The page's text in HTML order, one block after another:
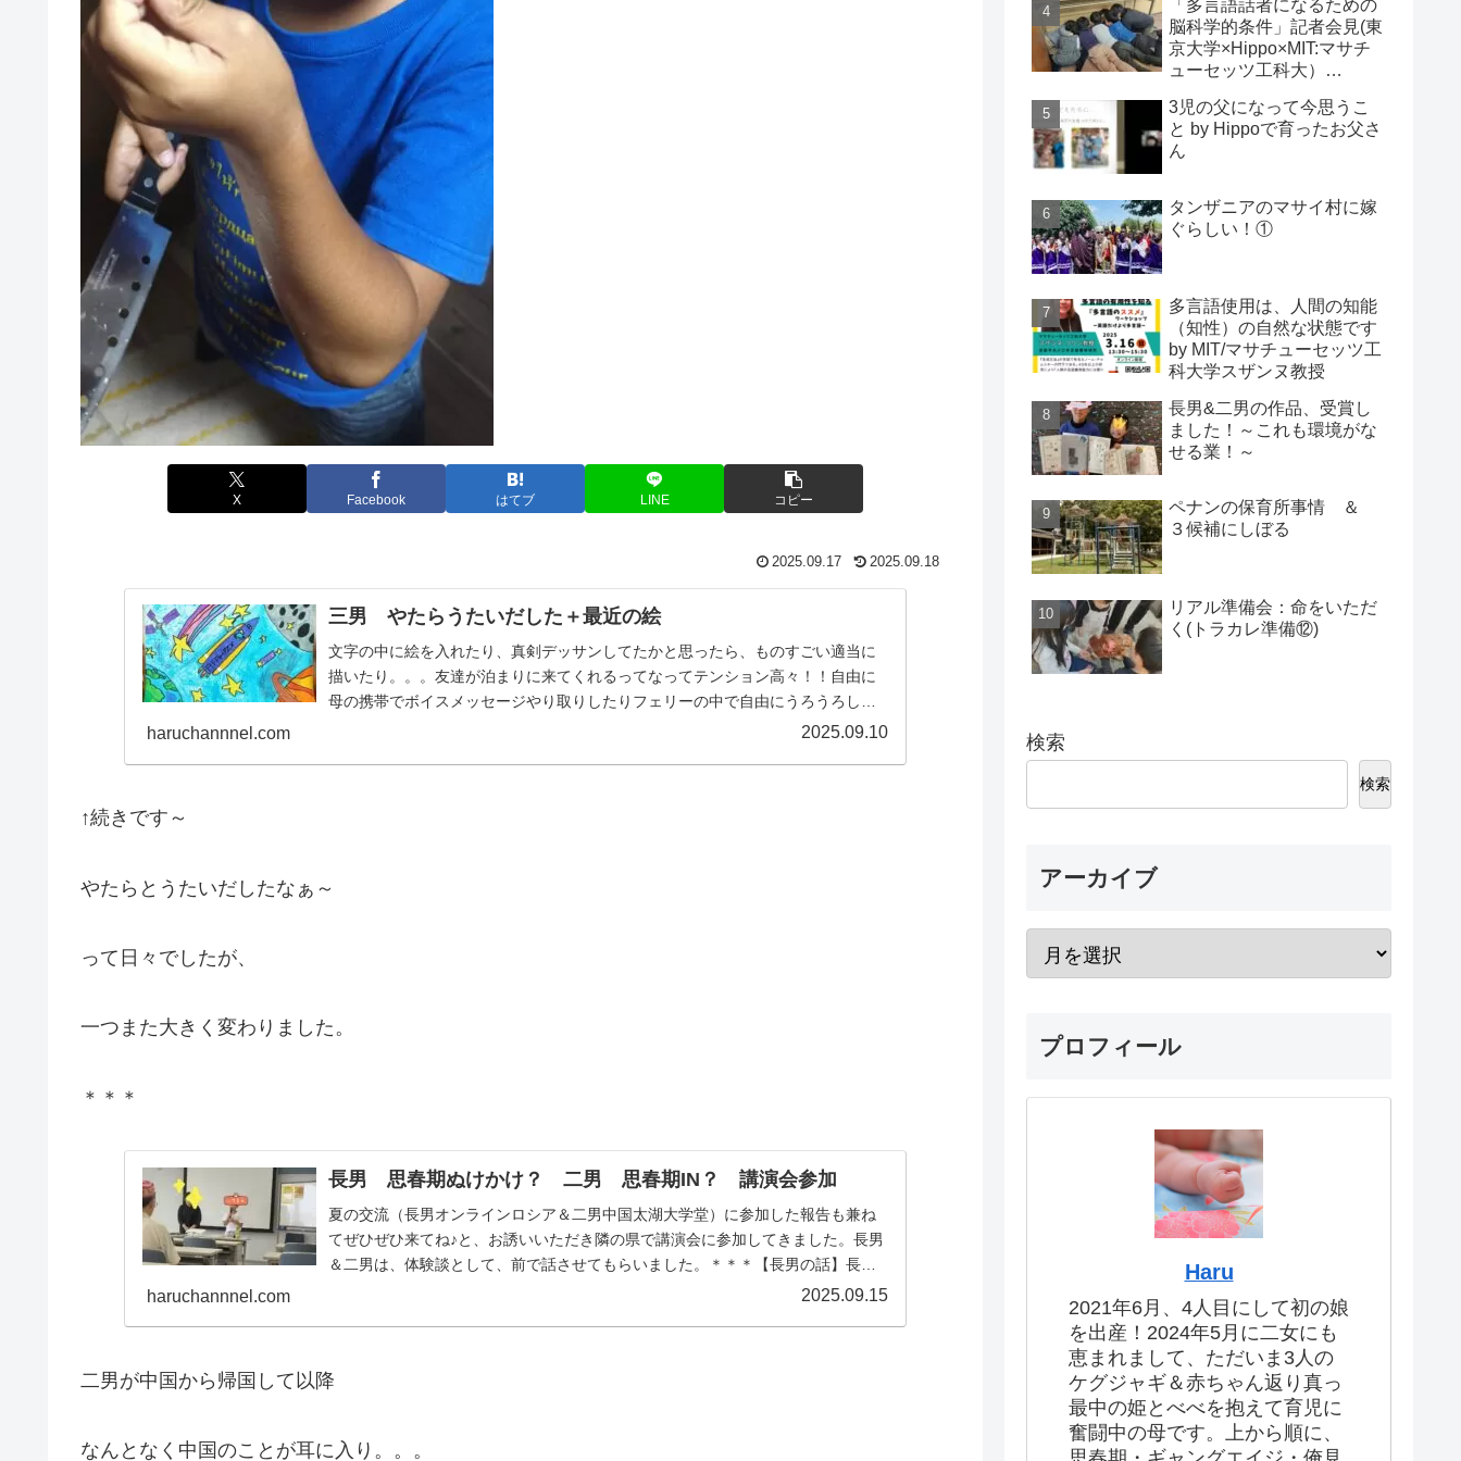
X Facebook はてブ LINE コピー
2025.09.17 2025.09.18
三男 やたらうたいだした＋最近の絵
文字の中に絵を入れたり、真剣デッサンしてたかと思ったら、ものすごい適当に
描いたり。。。友達が泊まりに来てくれるってなってテンション高々！！自由に
母の携帯でボイスメッセージやり取りしたりフェリーの中で自由にうろうろして
haruchannnel.com 2025.09.10
↑続きです～
やたらとうたいだしたなぁ～
って日々でしたが、
一つまた大きく変わりました。
＊＊＊
長男 思春期ぬけかけ？ 二男 思春期IN？ 講演会参加
夏の交流（長男オンラインロシア＆二男中国太湖大学堂）に参加した報告も兼ね
てぜひぜひ来てね♪と、お誘いいただき隣の県で講演会に参加してきました。長男
＆二男は、体験談として、前で話させてもらいました。＊＊＊【長男の話】長男
haruchannnel.com 2025.09.15
二男が中国から帰国して以降
なんとなく中国のことが耳に入り。。。
「多言語話者になるための
脳科学的条件」記者会見(東
京大学×Hippo×MIT:マサチ
ューセッツ工科大）
3児の父になって今思うこ
と by Hippoで育ったお父さ
ん
タンザニアのマサイ村に嫁
ぐらしい！①
多言語使用は、人間の知能
（知性）の自然な状態です
by MIT/マサチューセッツ工
科大学スザンヌ教授
長男&二男の作品、受賞し
ました！～これも環境がな
せる業！～
ペナンの保育所事情 ＆
３候補にしぼる
リアル準備会：命をいただ
く(トラカレ準備⑫)
検索
検索
アーカイブ
プロフィール
Haru
2021年6月、4人目にして初の娘
を出産！2024年5月に二女にも
恵まれまして、ただいま3人の
ケグジャギ＆赤ちゃん返り真っ
最中の姫とべべを抱えて育児に
奮闘中の母です。上から順に、